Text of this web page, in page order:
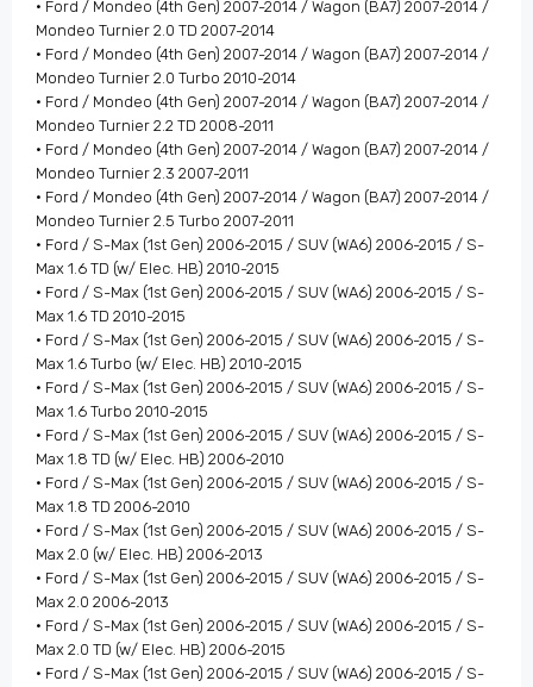
• Ford / Mondeo (4th Gen) 2007-2014 / Wagon (BA7) 2007-2014 /
Mondeo Turnier 2.0 TD 2007-2014
• Ford / Mondeo (4th Gen) 2007-2014 / Wagon (BA7) 2007-2014 /
Mondeo Turnier 2.0 Turbo 2010-2014
• Ford / Mondeo (4th Gen) 2007-2014 / Wagon (BA7) 2007-2014 /
Mondeo Turnier 2.2 TD 2008-2011
• Ford / Mondeo (4th Gen) 2007-2014 / Wagon (BA7) 2007-2014 /
Mondeo Turnier 2.3 2007-2011
• Ford / Mondeo (4th Gen) 2007-2014 / Wagon (BA7) 2007-2014 /
Mondeo Turnier 2.5 Turbo 2007-2011
• Ford / S-Max (1st Gen) 2006-2015 / SUV (WA6) 2006-2015 / S-
Max 1.6 TD (w/ Elec. HB) 2010-2015
• Ford / S-Max (1st Gen) 2006-2015 / SUV (WA6) 2006-2015 / S-
Max 1.6 TD 2010-2015
• Ford / S-Max (1st Gen) 2006-2015 / SUV (WA6) 2006-2015 / S-
Max 1.6 Turbo (w/ Elec. HB) 2010-2015
• Ford / S-Max (1st Gen) 2006-2015 / SUV (WA6) 2006-2015 / S-
Max 1.6 Turbo 2010-2015
• Ford / S-Max (1st Gen) 2006-2015 / SUV (WA6) 2006-2015 / S-
Max 1.8 TD (w/ Elec. HB) 2006-2010
• Ford / S-Max (1st Gen) 2006-2015 / SUV (WA6) 2006-2015 / S-
Max 1.8 TD 2006-2010
• Ford / S-Max (1st Gen) 2006-2015 / SUV (WA6) 2006-2015 / S-
Max 2.0 (w/ Elec. HB) 2006-2013
• Ford / S-Max (1st Gen) 2006-2015 / SUV (WA6) 2006-2015 / S-
Max 2.0 2006-2013
• Ford / S-Max (1st Gen) 2006-2015 / SUV (WA6) 2006-2015 / S-
Max 2.0 TD (w/ Elec. HB) 2006-2015
• Ford / S-Max (1st Gen) 2006-2015 / SUV (WA6) 2006-2015 / S-